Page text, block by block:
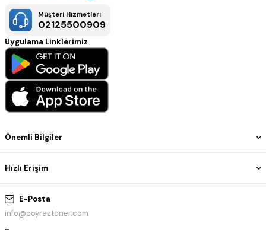
E-Posta
info@poyraztoner.com
Önemli Bilgiler
Hızlı Erişim
Müşteri Hizmetleri
02125500909
Uygulama Linklerimiz